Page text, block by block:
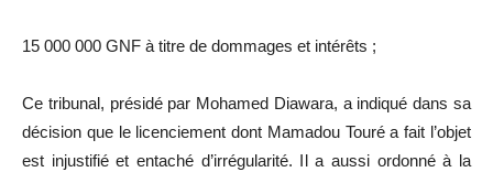
15 000 000 GNF à titre de dommages et intérêts ;
Ce tribunal, présidé par Mohamed Diawara, a indiqué dans sa
décision que le licenciement dont Mamadou Touré a fait l’objet
est injustifié et entaché d’irrégularité. Il a aussi ordonné à la